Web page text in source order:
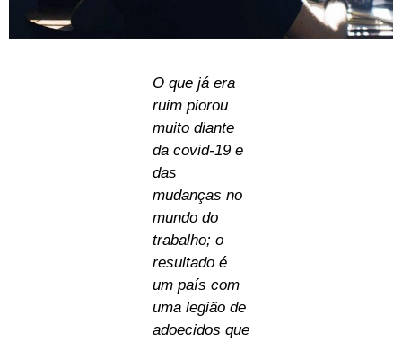
O que já era
ruim piorou
muito diante
da covid-19 e
das
mudanças no
mundo do
trabalho; o
resultado é
um país com
uma legião de
adoecidos que